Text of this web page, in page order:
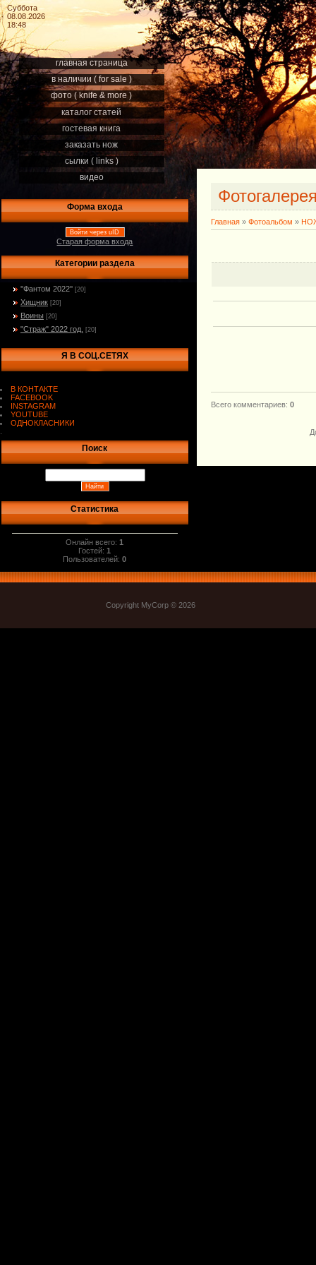
Суббота
08.08.2026
18:48
главная страница
в наличии ( for sale )
фото ( knife & more )
каталог статей
гостевая книга
заказать нож
сылки ( links )
видео
Форма входа
Войти через uID
Старая форма входа
Категории раздела
''Фантом 2022'' [20]
Хищник [20]
Воины [20]
"Страж" 2022 год. [20]
Я В СОЦ.СЕТЯХ
В КОНТАКТЕ
FACEBOOK
INSTAGRAM
YOUTUBE
ОДНОКЛАСНИКИ
Поиск
Статистика
Онлайн всего:1
Гостей:1
Пользователей:0
Главная » Фотоальбом »
Всего комментариев: 0
Copyright MyCorp © 2026